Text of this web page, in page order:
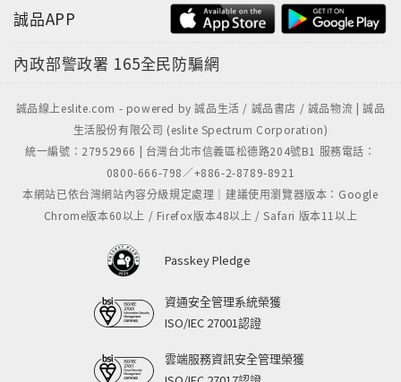
誠品APP
內政部警政署 165全民防騙網
誠品線上eslite.com - powered by 誠品生活 / 誠品書店 / 誠品物流 | 誠品
生活股份有限公司 (eslite Spectrum Corporation)
統一編號：27952966 | 台灣台北市信義區松德路204號B1 服務電話：
0800-666-798／+886-2-8789-8921
本網站已依台灣網站內容分級規定處理｜建議使用瀏覽器版本：Google
Chrome版本60以上 / Firefox版本48以上 / Safari 版本11以上
Passkey Pledge
資通安全管理系統榮獲
ISO/IEC 27001認證
雲端服務資訊安全管理榮獲